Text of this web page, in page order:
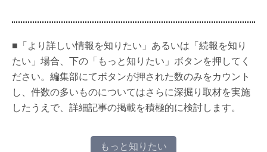
■「より詳しい情報を知りたい」あるいは「続報を知り
たい」場合、下の「もっと知りたい」ボタンを押してく
ださい。編集部にてボタンが押された数のみをカウント
し、件数の多いものについてはさらに深掘り取材を実施
したうえで、詳細記事の掲載を積極的に検討します。
もっと知りたい